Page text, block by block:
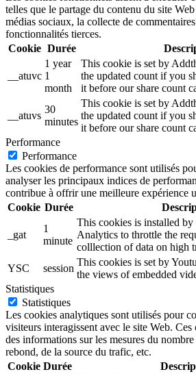
telles que le partage du contenu du site
médias sociaux, la collecte de commentaires
fonctionnalités tierces.
Cookie Durée
__atuvc
1 year
1
month
This cookie is set by
the updated count if you
it before our share count
__atuvs
30
minutes
This cookie is set by
the updated count if you
it before our share count
Performance
Performance
Les cookies de performance sont utilisés
analyser les principaux indices de
contribue à offrir une meilleure expérience
Cookie Durée
_gat
1
minute
This cookies is installed
Analytics to throttle the
colllection of data on high
YSC
session
This cookies is set by
the views of embedded
Statistiques
Statistiques
Les cookies analytiques sont utilisés pour
visiteurs interagissent avec le site Web.
des informations sur les mesures du
rebond, de la source du trafic, etc.
Cookie Durée